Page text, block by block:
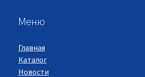
Меню
Главная
Каталог
Новости